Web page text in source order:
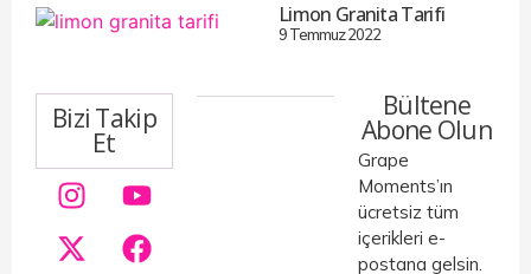
Limon Granita Tarifi
9 Temmuz 2022
Bizi Takip
Et
Bültene
Abone Olun
Grape
Moments’ın
ücretsiz tüm
içerikleri e-
postana gelsin.